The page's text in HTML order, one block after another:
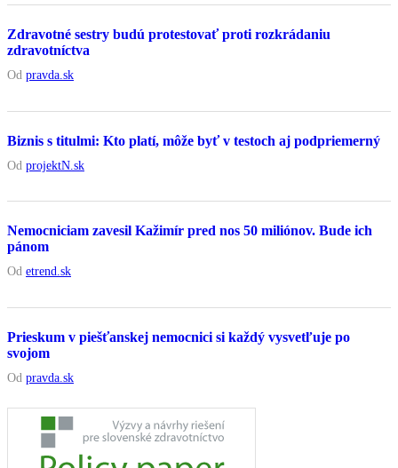
Zdravotné sestry budú protestovať proti rozkrádaniu
zdravotníctva
Od pravda.sk
Biznis s titulmi: Kto platí, môže byť v testoch aj podpriemerný
Od projektN.sk
Nemocniciam zavesil Kažimír pred nos 50 miliónov. Bude ich
pánom
Od etrend.sk
Prieskum v piešťanskej nemocnici si každý vysvetľuje po
svojom
Od pravda.sk